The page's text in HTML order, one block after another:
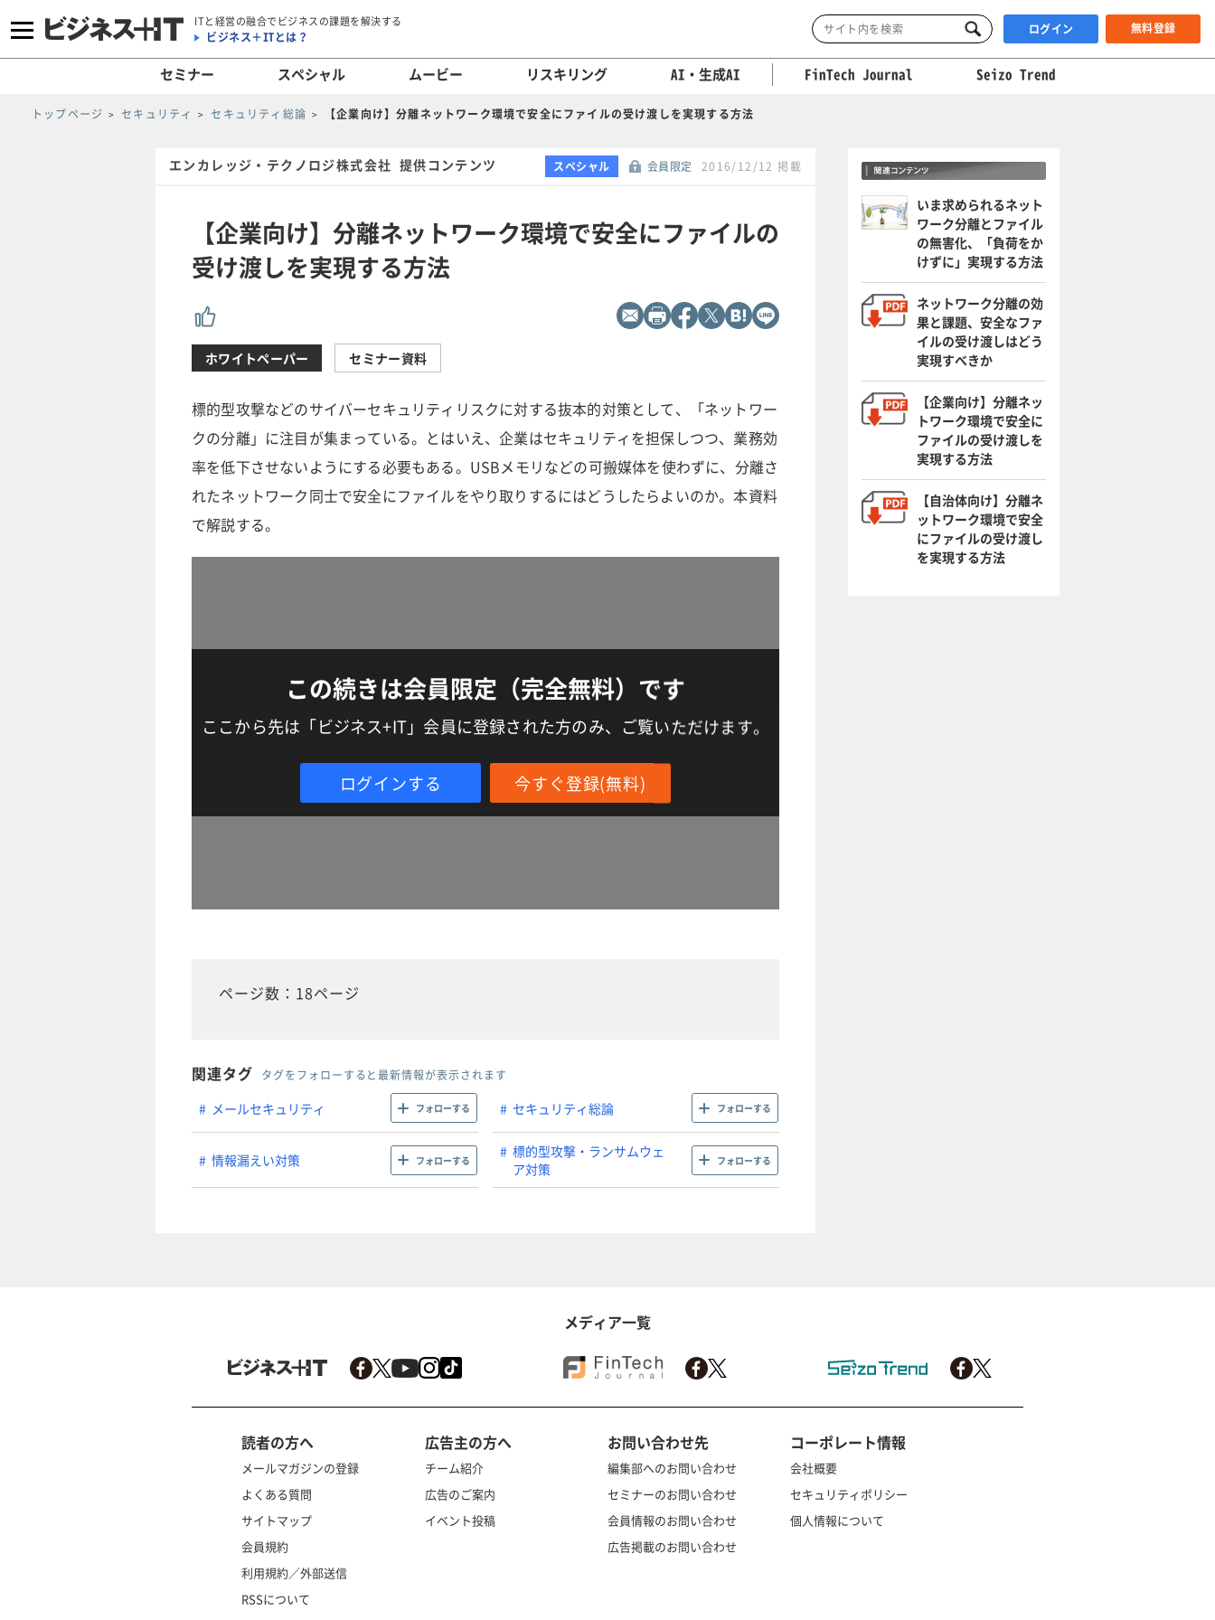
ITと経営の融合でビジネスの課題を解決する
ビジネス＋ITとは？ ログイン 無料登録
セミナー スペシャル ムービー リスキリング AI・生成AI FinTech Journal Seizo Trend
トップページ セキュリティ セキュリティ総論 【企業向け】分離ネットワーク環境で安全にファイルの受け渡しを実現する方法
エンカレッジ・テクノロジ株式会社 提供コンテンツ スペシャル 会員限定 2016/12/12 掲載
【企業向け】分離ネットワーク環境で安全にファイルの
受け渡しを実現する方法
ホワイトペーパー セミナー資料
標的型攻撃などのサイバーセキュリティリスクに対する抜本的対策として、「ネットワー
クの分離」に注目が集まっている。とはいえ、企業はセキュリティを担保しつつ、業務効
率を低下させないようにする必要もある。USBメモリなどの可搬媒体を使わずに、分離さ
れたネットワーク同士で安全にファイルをやり取りするにはどうしたらよいのか。本資料
で解説する。
この続きは会員限定（完全無料）です
ここから先は「ビジネス+IT」会員に登録された方のみ、ご覧いただけます。
ログインする 今すぐ登録(無料)
ページ数：18ページ
関連タグ タグをフォローすると最新情報が表示されます
メールセキュリティ フォローする セキュリティ総論 フォローする
情報漏えい対策 フォローする
標的型攻撃・ランサムウェ
ア対策
フォローする
いま求められるネット
ワーク分離とファイル
の無害化、「負荷をか
けずに」実現する方法
ネットワーク分離の効
果と課題、安全なファ
イルの受け渡しはどう
実現すべきか
【企業向け】分離ネッ
トワーク環境で安全に
ファイルの受け渡しを
実現する方法
【自治体向け】分離ネ
ットワーク環境で安全
にファイルの受け渡し
を実現する方法
メディア一覧
読者の方へ
メールマガジンの登録
よくある質問
サイトマップ
会員規約
利用規約／外部送信
RSSについて
広告主の方へ
チーム紹介
広告のご案内
イベント投稿
お問い合わせ先
編集部へのお問い合わせ
セミナーのお問い合わせ
会員情報のお問い合わせ
広告掲載のお問い合わせ
コーポレート情報
会社概要
セキュリティポリシー
個人情報について